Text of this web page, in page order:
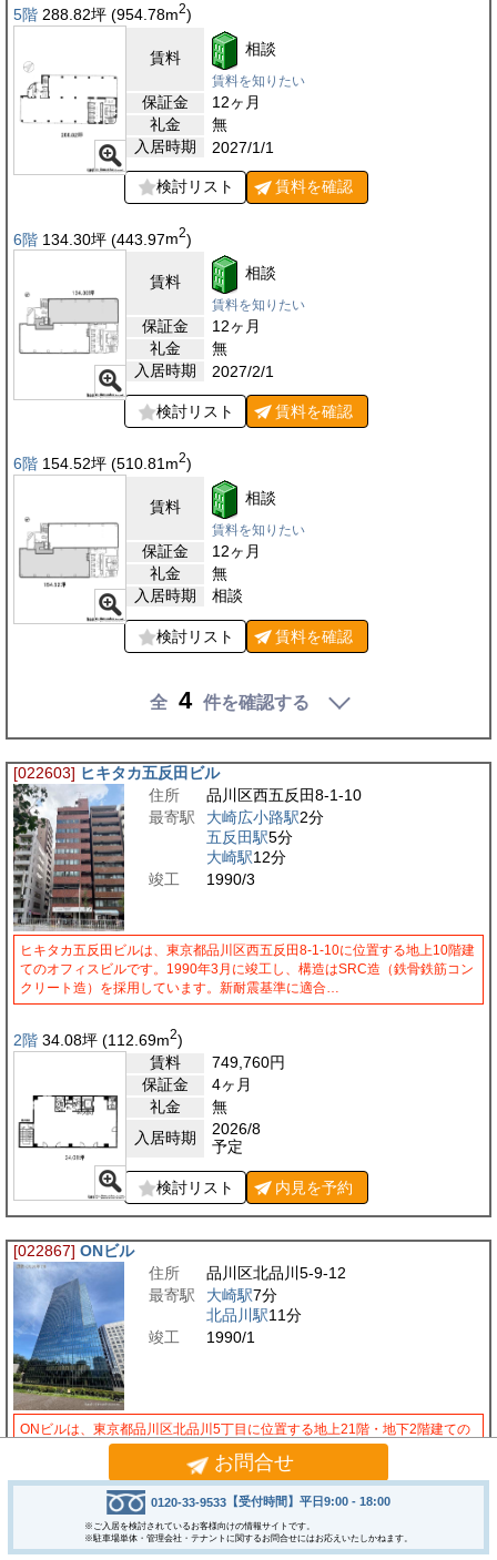
5階 288.82坪 (954.78m2)
賃料 相談
賃料を知りたい
保証金
12ヶ月
礼金
無
入居時期
2027/1/1
検討リスト 賃料を確認
6階 134.30坪 (443.97m2)
賃料 相談
賃料を知りたい
保証金
12ヶ月
礼金
無
入居時期
2027/2/1
検討リスト 賃料を確認
6階 154.52坪 (510.81 m2)
賃料 相談
賃料を知りたい
保証金
12ヶ月
礼金
無
入居時期
相談
検討リスト 賃料を確認
全 4 件を確認する
[022603] ヒキタカ五反田ビル
住所
品川区西五反田8-1-10
最寄駅
大崎広小路駅2分
五反田駅5分
大崎駅12分
竣工
1990/3
ヒキタカ五反田ビルは、東京都品川区西五反田8-1-10に位置する地上10階建
てのオフィスビルです。1990年3月に竣工し、構造はSRC造（鉄骨鉄筋コン
クリート造）を採用しています。新耐震基準に適合…
2階 34.08坪 (112.69m2)
賃料
749,760円
保証金
4ヶ月
礼金
無
入居時期
2026/8
予定
検討リスト 内見を予約
[022867] ONビル
住所
品川区北品川5-9-12
最寄駅
大崎駅7分
北品川駅11分
竣工
1990/1
ONビルは、東京都品川区北品川5丁目に位置する地上21階・地下2階建ての
オフィスビルです。1990年1月に竣工し、SRC造（鉄骨鉄筋コンクリート
造）で建てられています。新耐震基準に適合しているの…
216.10坪(714.38 m )
相談
お問合せ
0120-33-9533 【受付時間】平日9:00 - 18:00
※ご入居を検討されているお客様向けの情報サイトです。
※駐車場単体・管理会社・テナントに関するお問合せにはお応えいたしかねます。